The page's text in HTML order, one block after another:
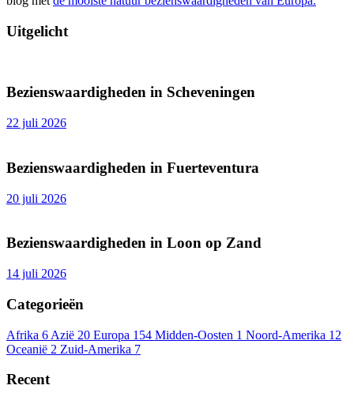
Uitgelicht
Bezienswaardigheden in Scheveningen
22 juli 2026
Bezienswaardigheden in Fuerteventura
20 juli 2026
Bezienswaardigheden in Loon op Zand
14 juli 2026
Categorieën
Afrika 6 Azië 20 Europa 154 Midden-Oosten 1 Noord-Amerika 12
Oceanië 2 Zuid-Amerika 7
Recent